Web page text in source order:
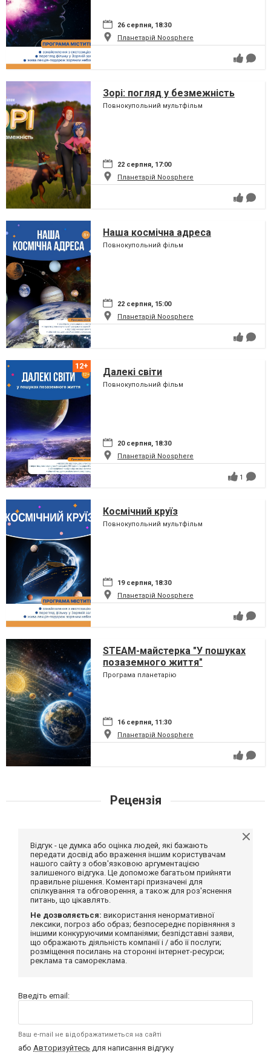
26 серпня, 18:30
Планетарій Noosphere
Зорі: погляд у безмежність
Повнокупольний мультфільм
22 серпня, 17:00
Планетарій Noosphere
Наша космічна адреса
Повнокупольний фільм
22 серпня, 15:00
Планетарій Noosphere
Далекі світи
Повнокупольний фільм
20 серпня, 18:30
Планетарій Noosphere
1
Космічний круїз
Повнокупольний мультфільм
19 серпня, 18:30
Планетарій Noosphere
STEAM-майстерка "У пошуках
позаземного життя"
Програма планетарію
16 серпня, 11:30
Планетарій Noosphere
Рецензія
Відгук - це думка або оцінка людей, які бажають
передати досвід або враження іншим користувачам
нашого сайту з обов'язковою аргументацією
залишеного відгука. Це допоможе багатьом прийняти
правильне рішення. Коментарі призначені для
спілкування та обговорення, а також для роз'яснення
питань, що цікавлять.
Не дозволяється: використання ненормативної
лексики, погроз або образ; безпосереднє порівняння з
іншими конкуруючими компаніями; безпідставні заяви,
що ображають діяльність компанії і / або її послуги;
розміщення посилань на сторонні інтернет-ресурси;
реклама та самореклама.
Введіть email:
Ваш e-mail не відображатиметься на сайті
або Авторизуйтесь для написання відгуку